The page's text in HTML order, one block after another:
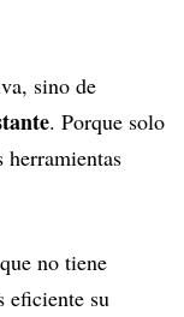
sino de
. Porque solo
no tiene
eficiente su